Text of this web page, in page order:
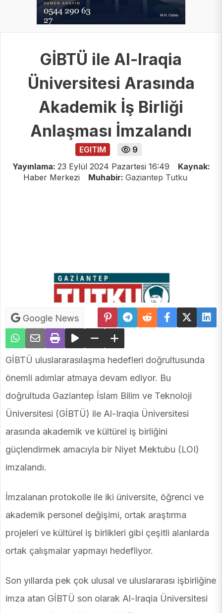
GİBTÜ ile Al-Iraqia
Üniversitesi Arasında
Akademik İş Birliği
Anlaşması İmzalandı
EGITIM
9
Yayınlama: 23 Eylül 2024 Pazartesi 16:49
Kaynak:
Haber Merkezi
Muhabir: Gaziantep Tutku
Google News
GİBTÜ uluslararasılaşma hedefleri doğrultusunda
önemli adımlar atmaya devam ediyor. Bu
doğrultuda Gaziantep İslam Bilim ve Teknoloji
Üniversitesi (GİBTÜ) ile Al-Iraqia Üniversitesi
arasında akademik ve kültürel iş birliğini
güçlendirmek amacıyla bir Niyet Mektubu (LOI)
imzalandı.
İmzalanan protokolle ile iki üniversite, öğrenci ve
akademik personel değişimi, ortak araştırma
projeleri ve kültürel iş birlikleri gibi çeşitli alanlarda
ortak çalışmalar yapmayı hedefliyor.
Son yıllarda pek çok ulusal ve uluslararası işbirliğine
imza atan GİBTÜ son olarak Al-Iraqia Üniversitesi